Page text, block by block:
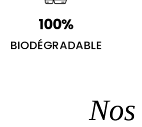
BIODÉGRADABLE
100%
Nos